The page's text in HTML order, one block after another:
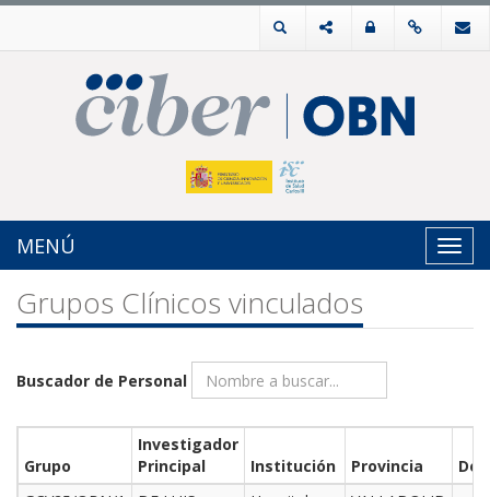
MENÚ
Grupos Clínicos vinculados
Buscador de Personal
Grupo
Investigador
Principal
Institución Provincia